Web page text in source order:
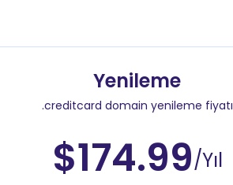
Yenileme
.creditcard domain yenileme fiyatı
$174.99/Yıl